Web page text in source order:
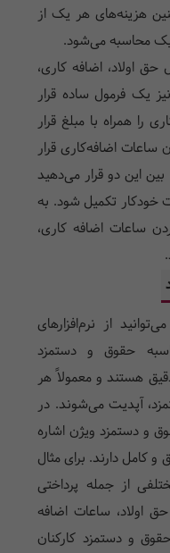
هزینه‌های هر یک از
یک محاسبه می‌شود.
اولاد، اضافه کاری،
یک فرمول ساده قرار
را همراه با مبلغ قرار
اضافه‌کاری قرار
این دو قرار می‌دهید
خودکار تکمیل شود. به
ساعات اضافه کاری،
از نرم‌افزارهای
حقوق و دستمزد
دقیق هستند و معمولاً هر
آپدیت می‌شوند. در
و دستمزد ویژن اشاره
و کامل دارند. برای مثال
از جمله پرداختی
اولاد، ساعات اضافه
و دستمزد کارکنان